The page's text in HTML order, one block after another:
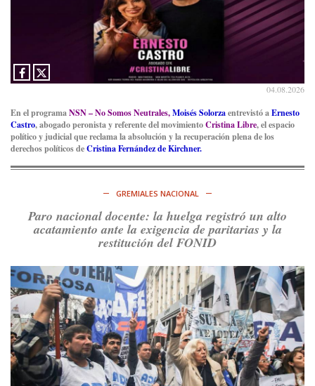
04.08.2026
En el programaNSN – No Somos Neutrales,Moisés Solorzaentrevistó aErnesto
Castro, abogado peronista y referente del movimientoCristina Libre, el espacio
político y judicial que reclama la absolución y la recuperación plena de los
derechos políticos deCristina Fernández de Kirchner.
GREMIALES NACIONAL
Paro nacional docente: la huelga registró un alto
acatamiento ante la exigencia de paritarias y la
restitución del FONID